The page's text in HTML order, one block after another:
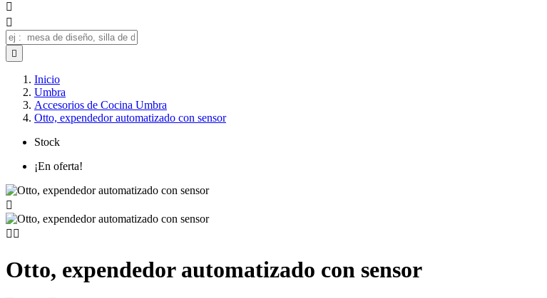



Inicio
Umbra
Accesorios de Cocina Umbra
Otto, expendedor automatizado con sensor
Stock
¡En oferta!

 
Otto, expendedor automatizado con sensor